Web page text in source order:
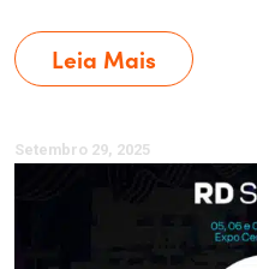
Leia Mais
Setembro 29, 2025